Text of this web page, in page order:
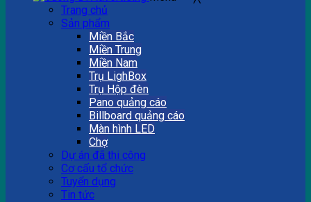
Trang chủ
Sản phẩm
Miền Bắc
Miền Trung
Miền Nam
Trụ LighBox
Trụ Hộp đèn
Pano quảng cáo
Billboard quảng cáo
Màn hình LED
Chợ
Dự án đã thi công
Cơ cấu tổ chức
Tuyển dụng
Tin tức